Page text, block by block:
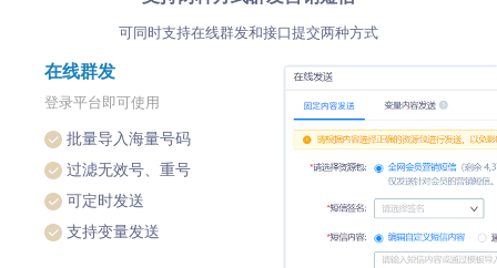
可同时支持在线群发和接口提交两种方式
在线群发
登录平台即可使用
批量导入海量号码
过滤无效号、重号
可定时发送
支持变量发送